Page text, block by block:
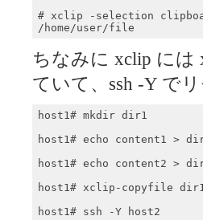
# xclip -selection
/home/user/file
ちなみに xclip には
ていて、ssh -Y で
host1# mkdir dir1
host1# echo content1 >
host1# echo content2 >
host1# xclip-copyfile
host1# ssh -Y host2